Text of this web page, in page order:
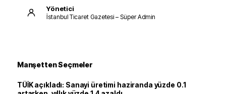
Yönetici
İstanbul Ticaret Gazetesi – Süper Admin
Manşetten Seçmeler
TÜİK açıkladı: Sanayi üretimi haziranda yüzde 0.1